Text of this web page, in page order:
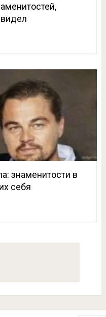
знаменитости в
себя